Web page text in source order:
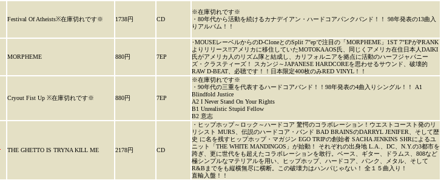
Festival Of Atheists※在庫切れです※ 1738円 CD
※在庫切れです※
・80年代から活動を続けるカナデイアン・ハードコアパンクバンド！！ 98年発表の13曲入
りアルバム！！
MORPHEME 880円 7EP
･MOUSEレーベルからのD-CloneとのSplit 7"epで注目の「MORPHEME」1ST 7"EPがPRANK
よりリリース!!アメリカに移住していたMOTOKAAOS氏、同じくアメリカ在住日本人DAIKI
氏がアメリカ人のリズム隊と結成し、カリフォルニアを拠点に活動のハーフジャパニー
ズ・クラスティーズ！ スカンジ～JAPANESE HARDCOREを思わせるサウンド、破壊的
RAW D-BEAT、必聴です！！日本限定400枚のみRED VINYL！！
Cryout Fist Up ※在庫切れです※ 880円 7EP
※在庫切れです※
・90年代の三重を代表するハードコアバンド！！98年発表の4曲入りシングル！！ A1
Blindfold Justice
A2 I Never Stand On Your Rights
B1 Unrealistic Stupid Fellow
B2 意志
THE GHETTO IS TRYNA KILL ME 2178円 CD
・ヒップホップ～ロック～ハードコア 驚愕のコラボレーション！ウエストコースト発のリ
リシスト MURS、伝説のハードコア・バンド BAD BRAINSのDARRYL JENIFER、そして歴
史 に名を残すヒップホップ・マガジン EGO TRIPの創始者 SACHA JENKINS SHRによるユ
ニット「THE WHITE MANDINGOS」が始動！ それぞれの出身地 L.A.、DC、N.Y.の3都市を
跨ぎ、更に世代をも超えたコラボレーションを敢行。ベース、ギター、ドラムス、808など
極シンプルなマテリアルを用い、ヒップホップ、ハードコア、パンク、メタル、そして
R&Bまでをも縦横無尽に横断。この破壊力はハンパじゃない！ 全１５曲入り！
直輸入盤！！